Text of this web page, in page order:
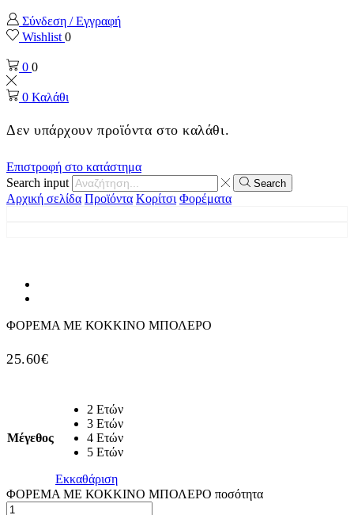
Σύνδεση / Εγγραφή
Wishlist 0
0 0
0 Καλάθι
Δεν υπάρχουν προϊόντα στο καλάθι.
Επιστροφή στο κατάστημα
Search input
Search
Αρχική σελίδα Προϊόντα Κορίτσι Φορέματα
ΦΟΡΕΜΑ ΜΕ ΚΟΚΚΙΝΟ ΜΠΟΛΕΡΟ
25.60€
Μέγεθος
2 Ετών
3 Ετών
4 Ετών
5 Ετών
Εκκαθάριση
ΦΟΡΕΜΑ ΜΕ ΚΟΚΚΙΝΟ ΜΠΟΛΕΡΟ ποσότητα